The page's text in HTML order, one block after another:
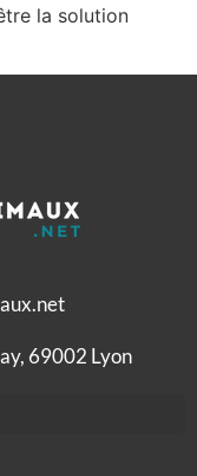
la solution
69002 Lyon